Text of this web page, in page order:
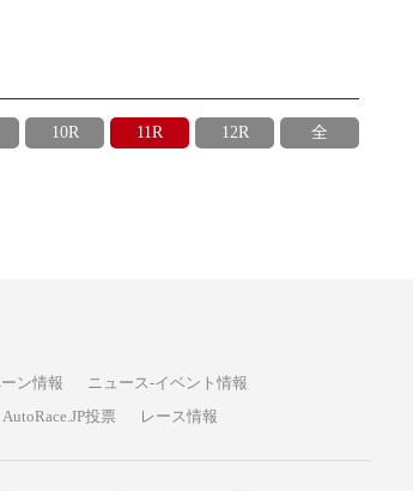
10R 11R 12R 全
ン情報
ニュース-イベント情報
AutoRace.JP投票 レース情報